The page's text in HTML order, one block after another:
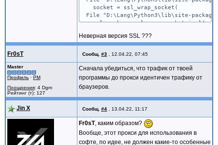
socket = ssl_wrap_socket(
File "D:\Lang\Python3\lib\site-
ssl_sock =
return ssl_context.wrap_socket(sock)
File "D:\Lang\Python3\lib\ssl.py", line
return self.sslsocket_class._create(
File "D:\Lang\Python3\lib\ssl.py", line
self.do_handshake()
File "D:\Lang\Python3\lib\ssl.py", line
self._sslobj.do_handshake()
During handling of the above exception,
Traceback (most recent call last):
File "D:\Lang\Python3\lib\site-
resp = conn.urlopen(
Неверная версия SSL ???
Fr0sT Сообщ. #3 12.04.22, 07:45
Master
Профиль · PM
Поощрения: 4 Dgm
Рейтинг (т): 127
Сначала убедиться, что трафик от твоей
программы до прокси идентичен трафику от
браузеров.
Jin X Сообщ. #4 13.04.22, 11:17
Fr0sT, каким образом?
Вообще, этот прокси для использования в
софте, по идее, не должен какие-то особенные